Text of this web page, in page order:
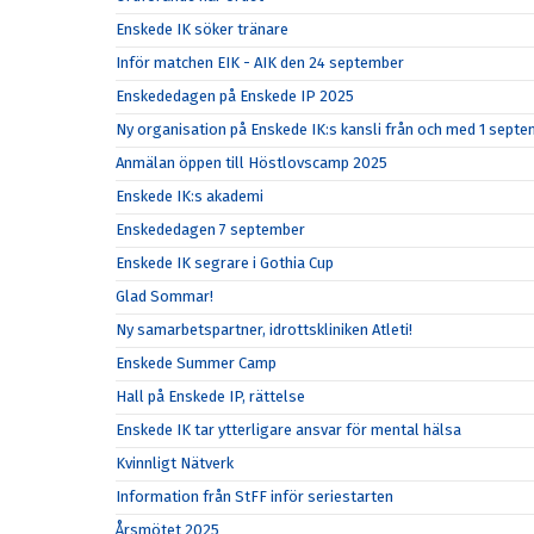
Enskede IK söker tränare
Inför matchen EIK - AIK den 24 september
Enskededagen på Enskede IP 2025
Ny organisation på Enskede IK:s kansli från och med 1
Anmälan öppen till Höstlovscamp 2025
Enskede IK:s akademi
Enskededagen 7 september
Enskede IK segrare i Gothia Cup
Glad Sommar!
Ny samarbetspartner, idrottskliniken Atleti!
Enskede Summer Camp
Hall på Enskede IP, rättelse
Enskede IK tar ytterligare ansvar för mental hälsa
Kvinnligt Nätverk
Information från StFF inför seriestarten
Årsmötet 2025